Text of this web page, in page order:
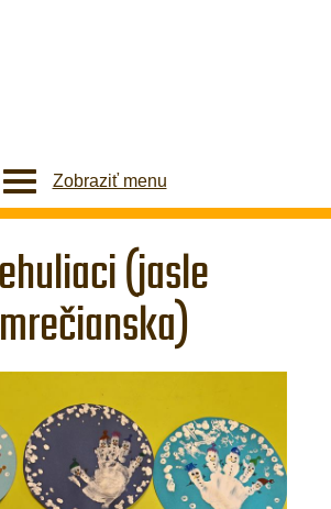
Zobraziť menu
(jasle